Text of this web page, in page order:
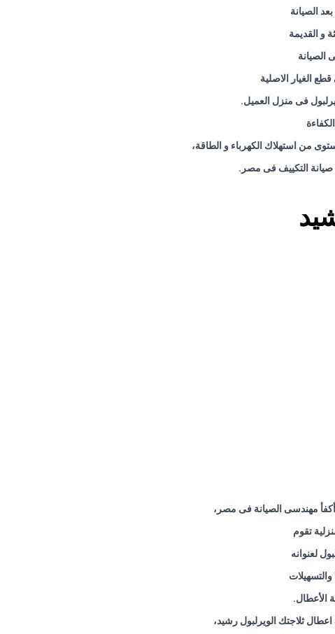
الصيانة
و القديمة
الصيانة
الغيار الاصلية
فى منزل العميل.
من استهلاك الكهرباء و الطاقة،
.
مهندسى الصيانة فى مصر،
تقوم
لعنوانه
الأعطال.
ثلاجتك الويرلبول رشيد،